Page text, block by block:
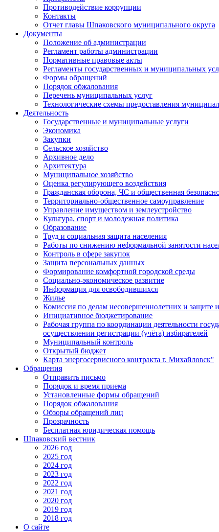
Противодействие коррупции
Контакты
Отчет главы Шпаковского муниципального округа
Документы
Положение об администрации
Регламент работы администрации
Нормативные правовые акты
Регламенты государственных и муниципальных
Формы обращений
Порядок обжалования
Перечень муниципальных услуг
Технологические схемы предоставления
Деятельность
Государственные и муниципальные услуги
Экономика
Закупки
Сельское хозяйство
Архивное дело
Архитектура
Муниципальное хозяйство
Оценка регулирующего воздействия
Гражданская оборона, ЧС и общественная
Территориально-общественное самоуправление
Управление имуществом и землеустройство
Культура, спорт и молодежная политика
Образование
Труд и социальная защита населения
Работы по снижению неформальной занятости
Контроль в сфере закупок
Защита персональных данных
Формирование комфортной городской среды
Социально-экономическое развитие
Информация для освободившихся
Жилье
Комиссия по делам несовершеннолетних и защите
Инициативное бюджетирование
Рабочая группа по координации деятельности
осуществлении регистрации (учёта) избирателей
Муниципальный контроль
Открытый бюджет
Карта энергосервисного контракта г. Михайловск"
Обращения
Отправить письмо
Порядок и время приема
Установленные формы обращений
Порядок обжалования
Обзоры обращений лиц
Прозрачность
Бесплатная юридическая помощь
Шпаковский вестник
2026 год
2025 год
2024 год
2023 год
2022 год
2021 год
2020 год
2019 год
2018 год
О сайте